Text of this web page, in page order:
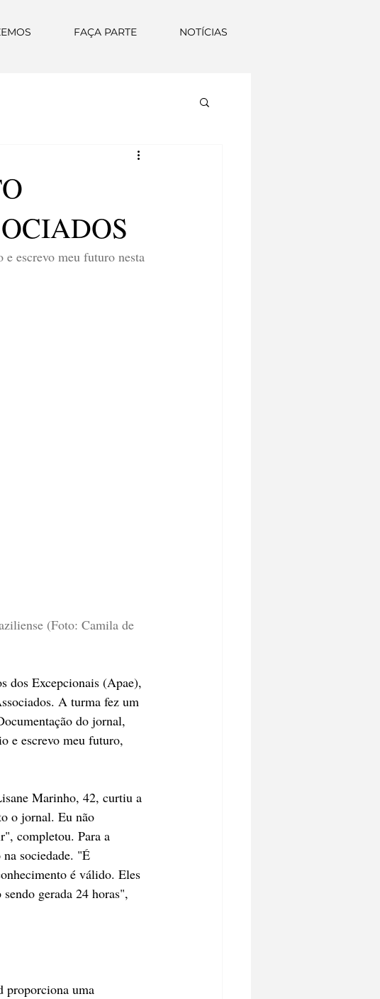
FAÇA PARTE NOTÍCIAS
escrevo meu futuro nesta
(Foto: Camila de
dos Excepcionais (Apae),
A turma fez um
do jornal,
e escrevo meu futuro,
Marinho, 42, curtiu a
o jornal. Eu não
completou. Para a
sociedade. "É
é válido. Eles
gerada 24 horas",
proporciona uma